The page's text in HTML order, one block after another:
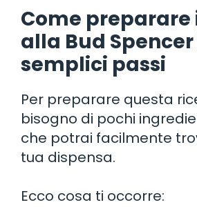
Come preparare
alla Bud
semplici passi
Per preparare questa
bisogno di pochi
che potrai facilmente
tua dispensa.
Ecco cosa ti occorre: